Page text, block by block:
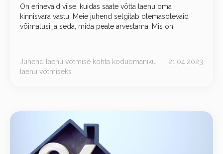
On erinevaid viise, kuidas saate võtta laenu oma
kinnisvara vastu. Meie juhend selgitab olemasolevaid
võimalusi ja seda, mida peate arvestama. Mis on
Juhend laenu võtmise kohta koduomaniku
laenu võtmiseks
21.04.2023